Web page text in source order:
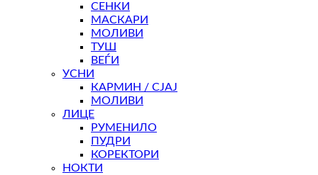
СЕНКИ
МАСКАРИ
МОЛИВИ
ТУШ
ВЕЃИ
УСНИ
КАРМИН / СЈАЈ
МОЛИВИ
ЛИЦЕ
РУМЕНИЛО
ПУДРИ
КОРЕКТОРИ
НОКТИ